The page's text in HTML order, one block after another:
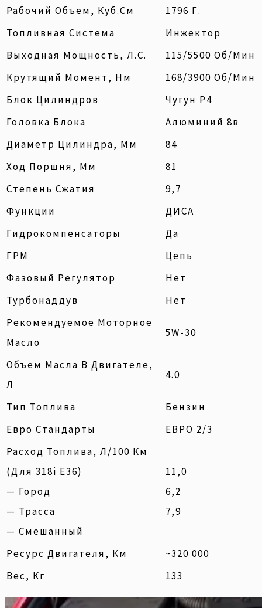
Рабочий Объем, Куб.см
1796 Г.
Топливная Система
Инжектор
Выходная Мощность, Л.с.
115/5500 Об/мин
Крутящий Момент, Нм
168/3900 Об/мин
Блок Цилиндров
Чугун Р4
Головка Блока
Алюминий 8в
Диаметр Цилиндра, Мм
84
Ход Поршня, Мм
81
Степень Сжатия
9,7
Функции
ДИСА
Гидрокомпенсаторы
Да
ГРМ
Цепь
Фазовый Регулятор
Нет
Турбонаддув
Нет
Рекомендуемое Моторное
Масло
5W-30
Объем Масла В Двигателе,
Л
4.0
Тип Топлива
Бензин
Евро Стандарты
ЕВРО 2/3
Расход Топлива, Л/100 Км
(для 318i E36)
— Город
— Трасса
— Смешанный
11,0
6,2
7,9
Ресурс Двигателя, Км
~320 000
Вес, Кг
133